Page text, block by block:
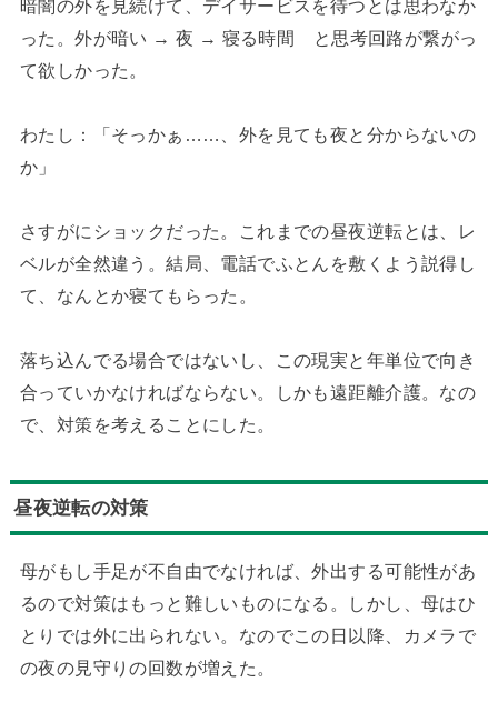
暗闇の外を見続けて、デイサービスを待つとは思わなか
った。外が暗い → 夜 → 寝る時間 と思考回路が繋がっ
て欲しかった。
わたし：「そっかぁ……、外を見ても夜と分からないの
か」
さすがにショックだった。これまでの昼夜逆転とは、レ
ベルが全然違う。結局、電話でふとんを敷くよう説得し
て、なんとか寝てもらった。
落ち込んでる場合ではないし、この現実と年単位で向き
合っていかなければならない。しかも遠距離介護。なの
で、対策を考えることにした。
昼夜逆転の対策
母がもし手足が不自由でなければ、外出する可能性があ
るので対策はもっと難しいものになる。しかし、母はひ
とりでは外に出られない。なのでこの日以降、カメラで
の夜の見守りの回数が増えた。